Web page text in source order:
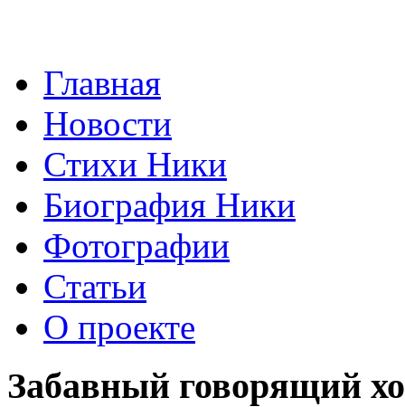
Главная
Новости
Стихи Ники
Биография Ники
Фотографии
Статьи
О проекте
Забавный говорящий